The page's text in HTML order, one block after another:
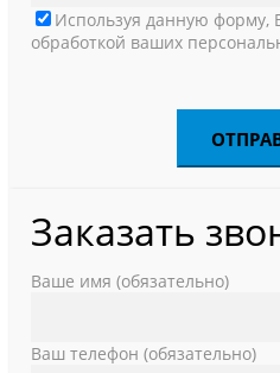
Используя данную форму,
обработкой ваших
Заказать
Ваше имя (обязательно)
Ваш телефон (обязательно)